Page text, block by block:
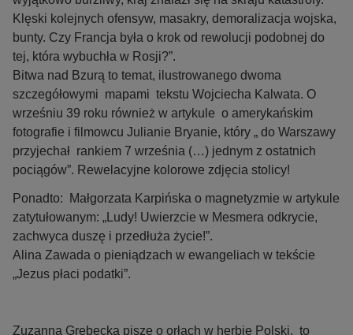
Klęski kolejnych ofensyw, masakry, demoralizacja wojska,
bunty. Czy Francja była o krok od rewolucji podobnej do
tej, która wybuchła w Rosji?”.
Bitwa nad Bzurą to temat, ilustrowanego dwoma
szczegółowymi mapami tekstu Wojciecha Kalwata. O
wrześniu 39 roku również w artykule o amerykańskim
fotografie i filmowcu Julianie Bryanie, który „ do Warszawy
przyjechał rankiem 7 września (…) jednym z ostatnich
pociągów”. Rewelacyjne kolorowe zdjęcia stolicy!
Ponadto: Małgorzata Karpińska o magnetyzmie w artykule
zatytułowanym: „Ludy! Uwierzcie w Mesmera odkrycie,
zachwyca duszę i przedłuża życie!”.
Alina Zawada o pieniądzach w ewangeliach w tekście
„Jezus płaci podatki”.
Zuzanna Grębecka pisze o orłach w herbie Polski, to